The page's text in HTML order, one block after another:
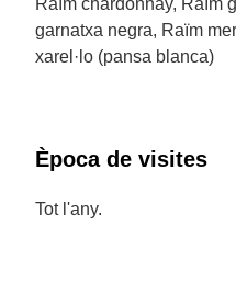
Raïm chardonnay, Raïm
garnatxa negra, Raïm
xarel·lo (pansa blanca)
Època de visites
Tot l'any.